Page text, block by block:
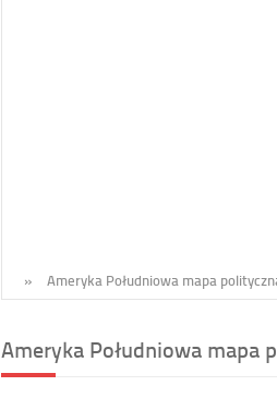
» Ameryka Południowa mapa
Ameryka Południowa mapa